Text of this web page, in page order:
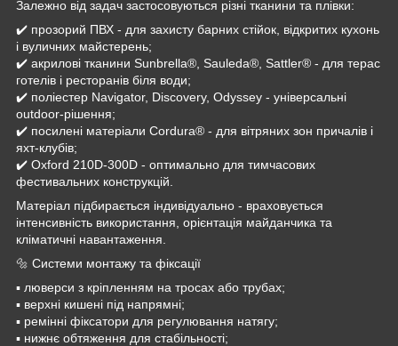
Залежно від задач застосовуються різні тканини та плівки:
✔️ прозорий ПВХ - для захисту барних стійок, відкритих кухонь
і вуличних майстерень;
✔️ акрилові тканини Sunbrella®, Sauleda®, Sattler® - для терас
готелів і ресторанів біля води;
✔️ поліестер Navigator, Discovery, Odyssey - універсальні
outdoor-рішення;
✔️ посилені матеріали Cordura® - для вітряних зон причалів і
яхт-клубів;
✔️ Oxford 210D-300D - оптимально для тимчасових
фестивальних конструкцій.
Матеріал підбирається індивідуально - враховується
інтенсивність використання, орієнтація майданчика та
кліматичні навантаження.
🔩 Системи монтажу та фіксації
▪️ люверси з кріпленням на тросах або трубах;
▪️ верхні кишені під напрямні;
▪️ ремінні фіксатори для регулювання натягу;
▪️ нижнє обтяження для стабільності;